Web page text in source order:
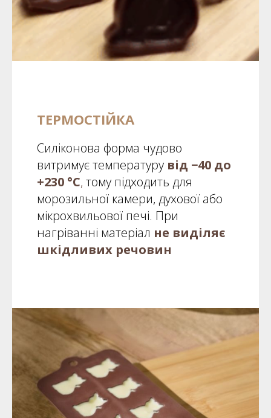
ТЕРМОСТІЙКА
Силіконова форма чудово
витримує температуру від −40 до
+230 °C, тому підходить для
морозильної камери, духової або
мікрохвильової печі. При
нагріванні матеріал не виділяє
шкідливих речовин